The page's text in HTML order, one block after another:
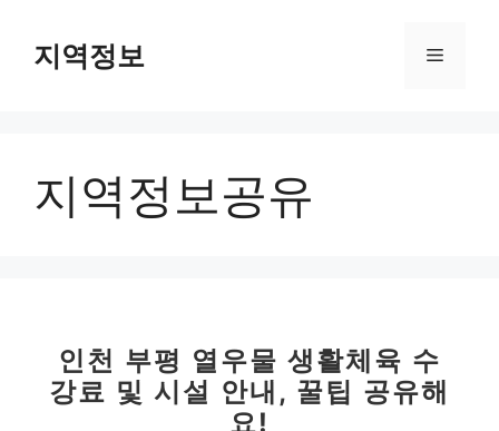
지역정보 메
지역정보공유
인천 부평 열우물 생활체육 수
강료 및 시설 안내, 꿀팁 공유해
요!